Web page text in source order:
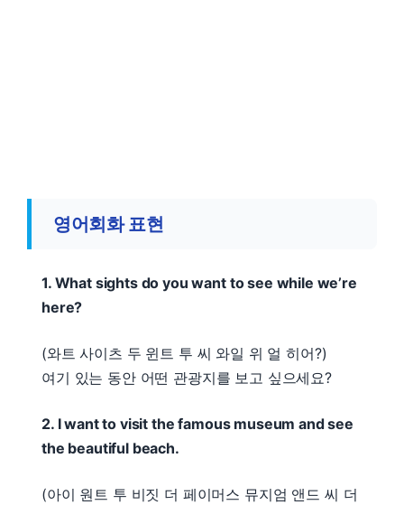
영어회화 표현
1. What sights do you want to see while we’re
here?
(와트 사이츠 두 윈트 투 씨 와일 위 얼 히어?)
여기 있는 동안 어떤 관광지를 보고 싶으세요?
2. I want to visit the famous museum and see
the beautiful beach.
(아이 원트 투 비짓 더 페이머스 뮤지엄 앤드 씨 더